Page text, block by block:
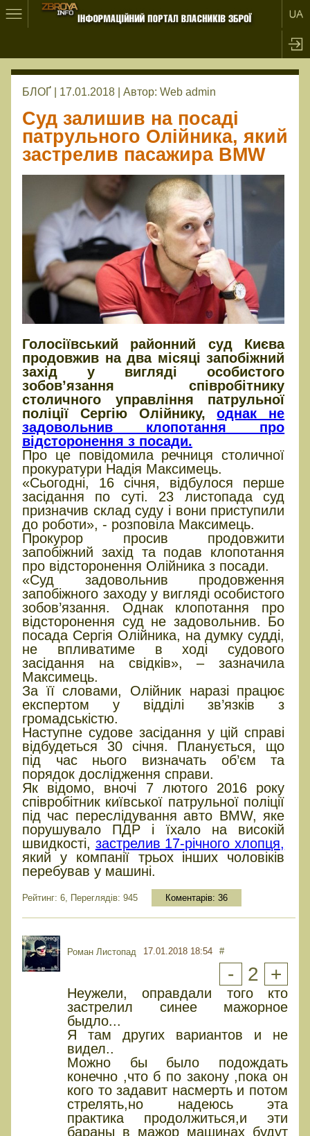
БЛОҐ | 17.01.2018 | Автор: Web admin
Суд залишив на посаді
патрульного Олійника, який
застрелив пасажира BMW
Голосіївський районний суд Києва
продовжив на два місяці запобіжний
захід у вигляді особистого
зобов’язання співробітнику
столичного управління патрульної
поліції Сергію Олійнику,однак не
задовольнив клопотання про
відсторонення з посади.
Про це повідомила речниця столичної
прокуратури Надія Максимець.
«Сьогодні, 16 січня, відбулося перше
засідання по суті. 23 листопада суд
призначив склад суду і вони приступили
до роботи», - розповіла Максимець.
Прокурор просив продовжити
запобіжний захід та подав клопотання
про відсторонення Олійника з посади.
«Суд задовольнив продовження
запобіжного заходу у вигляді особистого
зобов’язання. Однак клопотання про
відсторонення суд не задовольнив. Бо
посада Сергія Олійника, на думку судді,
не впливатиме в ході судового
засідання на свідків», – зазначила
Максимець.
За її словами, Олійник наразі працює
експертом у відділі зв’язків з
громадськістю.
Наступне судове засідання у цій справі
відбудеться 30 січня. Планується, що
під час нього визначать об’єм та
порядок дослідження справи.
Як відомо, вночі 7 лютого 2016 року
співробітник київської патрульної поліції
під час переслідування авто BMW, яке
порушувало ПДР і їхало на високій
швидкості, застрелив 17-річного хлопця,
який у компанії трьох інших чоловіків
перебував у машині.
Рейтинг: 6, Переглядів: 945 Коментарів: 36
Роман Листопад 17.01.2018 18:54 #
- 2 +
Неужели, оправдали того кто
застрелил синее мажорное
быдло...
Я там других вариантов и не
видел..
Можно бы было подождать
конечно ,что б по закону ,пока он
кого то задавит насмерть и потом
стрелять,но надеюсь эта
практика продолжиться,и эти
бараны в мажор машинах будут